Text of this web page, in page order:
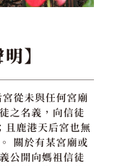
】
宮從未與任何宮廟
之名義，向信徒
且鹿港天后宮也無
關於有某宮廟或
公開向媽祖信徒